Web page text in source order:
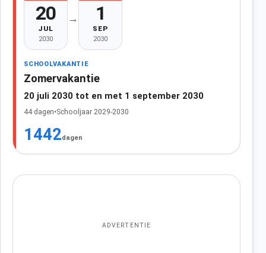
20
JUL
2030
→ 1
SEP
2030
SCHOOLVAKANTIE
Zomervakantie
20 juli 2030 tot en met 1 september 2030
44 dagen•Schooljaar 2029-2030
1442dagen
ADVERTENTIE